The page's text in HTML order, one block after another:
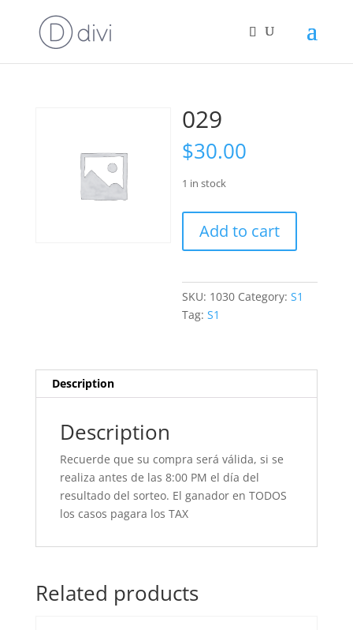
029
$30.00
1 in stock
quantity
Add to cart
SKU: 1030 Category:S1
Tag:S1
Description
Description
Recuerde que su compra será válida, si se
realiza antes de las 8:00 PM el día del
resultado del sorteo. El ganador en TODOS
los casos pagara los TAX
Related products